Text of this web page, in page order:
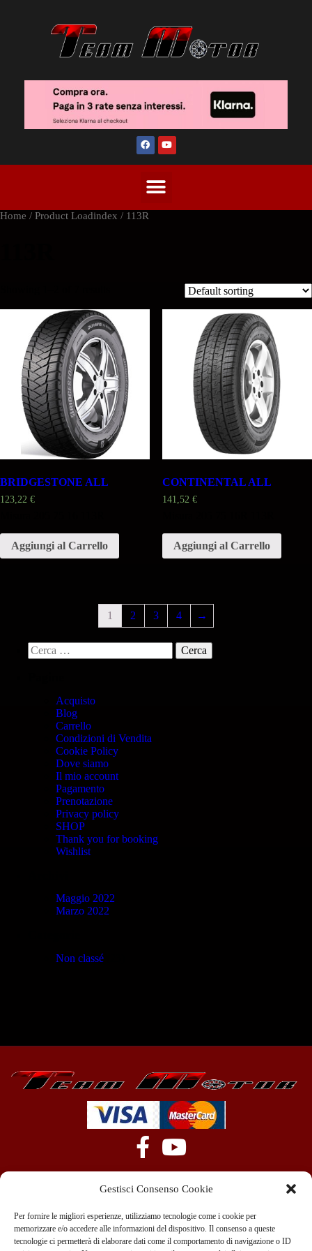
Gestisci Consenso Cookie
Per fornire le migliori esperienze, utilizziamo tecnologie come i cookie per
memorizzare e/o accedere alle informazioni del dispositivo. Il consenso a queste
tecnologie ci permetterà di elaborare dati come il comportamento di navigazione o ID
Home / Product Loadindex / 113R
BRIDGESTONE ALL
123,22 €
Aggiungi al Carrello
CONTINENTAL ALL
141,52 €
Aggiungi al Carrello
1 2 3 4 →
Acquisto
Blog
Carrello
Condizioni di Vendita
Cookie Policy
Dove siamo
Il mio account
Pagamento
Prenotazione
Privacy policy
SHOP
Thank you for booking
Wishlist
Maggio 2022
Marzo 2022
Non classé